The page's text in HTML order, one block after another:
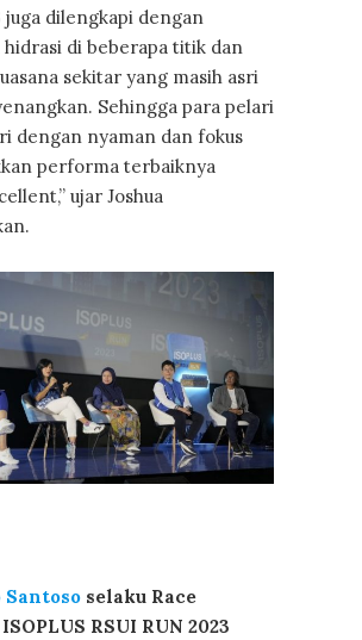
juga dilengkapi dengan
hidrasi di beberapa titik dan
sekitar yang masih asri
Sehingga para pelari
dengan nyaman dan fokus
performa terbaiknya
ujar Joshua
selaku Race
RSUI RUN 2023